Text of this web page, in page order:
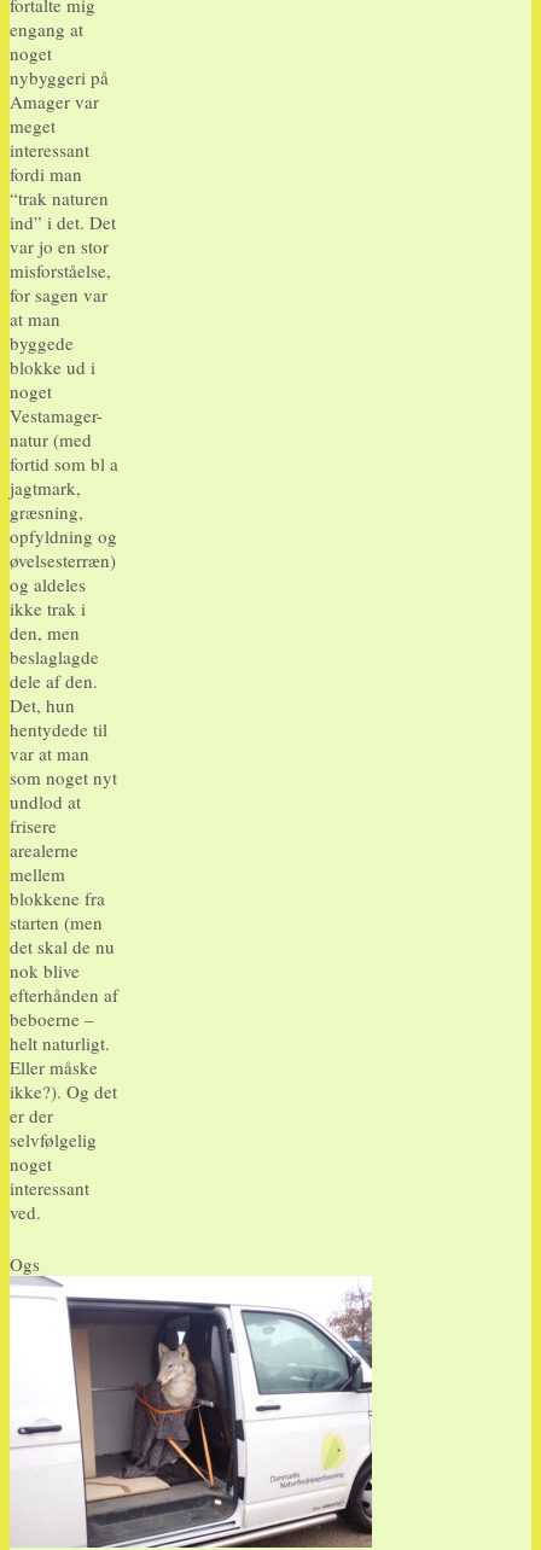
fortalte mig
engang at
noget
nybyggeri på
Amager var
meget
interessant
fordi man
“trak naturen
ind” i det. Det
var jo en stor
misforståelse,
for sagen var
at man
byggede
blokke ud i
noget
Vestamager-
natur (med
fortid som bl a
jagtmark,
græsning,
opfyldning og
øvelsesterræn)
og aldeles
ikke trak i
den, men
beslaglagde
dele af den.
Det, hun
hentydede til
var at man
som noget nyt
undlod at
frisere
arealerne
mellem
blokkene fra
starten (men
det skal de nu
nok blive
efterhånden af
beboerne –
helt naturligt.
Eller måske
ikke?). Og det
er der
selvfølgelig
noget
interessant
ved.
Ogs